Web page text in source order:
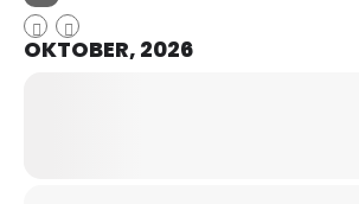
OKTOBER, 2026